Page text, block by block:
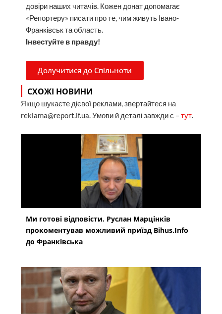
довіри наших читачів. Кожен донат допомагає
«Репортеру» писати про те, чим живуть Івано-
Франківськ та область.
Інвестуйте в правду!
Долучитися до Спільноти
СХОЖІ НОВИНИ
Якщо шукаєте дієвої реклами, звертайтеся на
reklama@report.if.ua. Умови й деталі завжди є –тут.
Ми готові відповісти. Руслан Марцінків
прокоментував можливий приїзд Bihus.Info
до Франківська